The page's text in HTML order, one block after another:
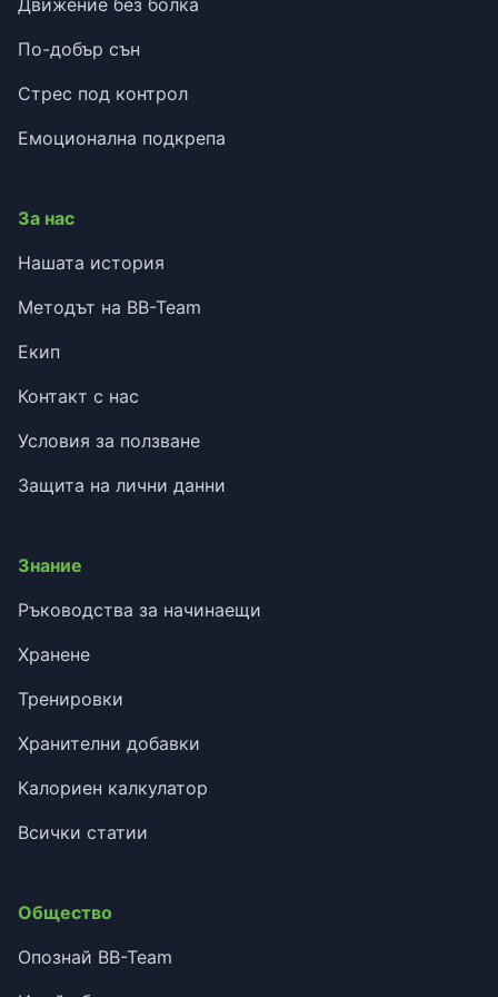
Движение без болка
По-добър сън
Стрес под контрол
Емоционална подкрепа
За нас
Нашата история
Методът на BB-Team
Екип
Контакт с нас
Условия за ползване
Защита на лични данни
Знание
Ръководства за начинаещи
Хранене
Тренировки
Хранителни добавки
Калориен калкулатор
Всички статии
Общество
Опознай BB-Team